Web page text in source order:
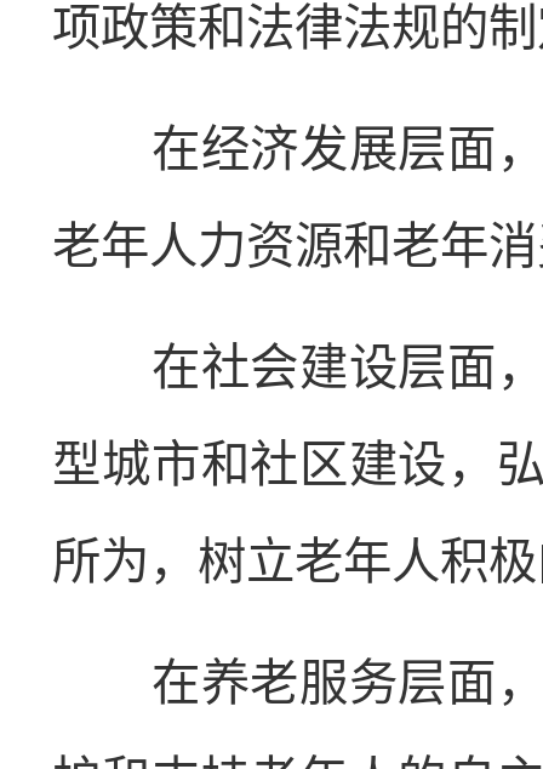
项政策和法律法规的
在经济发展层面，
老年人力资源和老年
在社会建设层面，
型城市和社区建设，
所为，树立老年人积
在养老服务层面，